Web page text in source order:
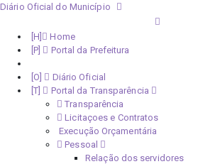
Diário Oficial do Município
Home
Portal da Prefeitura
Diário Oficial
Portal da Transparência
Transparência
Licitaçoes e Contratos
Execução Orçamentária
Pessoal
Relação dos servidores